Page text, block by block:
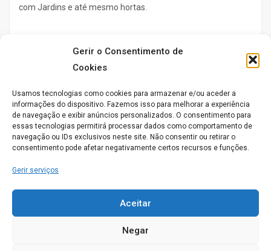
Gerir o Consentimento de
Cookies
Usamos tecnologias como cookies para armazenar e/ou aceder a
informações do dispositivo. Fazemos isso para melhorar a experiência
de navegação e exibir anúncios personalizados. O consentimento para
essas tecnologias permitirá processar dados como comportamento de
navegação ou IDs exclusivos neste site. Não consentir ou retirar o
consentimento pode afetar negativamente certos recursos e funções.
Gerir serviços
Aceitar
Negar
com Jardins e até mesmo hortas.